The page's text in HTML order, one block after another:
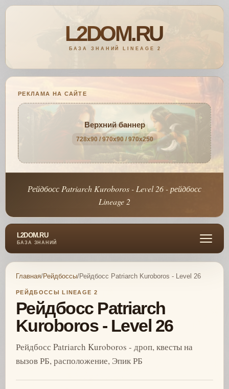
РЕКЛАМА НА САЙТЕ
Верхний баннер
728x90 / 970x90 / 970x250
Рейдбосс Patriarch Kuroboros - Level 26 - рейдбосс
Lineage 2
L2DOM.RU
БАЗА ЗНАНИЙ
Главная/Рейдбоссы/Рейдбосс Patriarch Kuroboros - Level 26
РЕЙДБОССЫ LINEAGE 2
Рейдбосс Patriarch
Kuroboros - Level 26
Рейдбосс Patriarch Kuroboros - дроп, квесты на
вызов РБ, расположение, Эпик РБ